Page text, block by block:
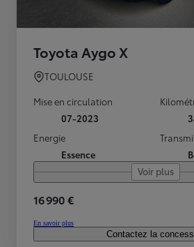
Toyota Aygo X
TOULOUSE
Mise en circulation
07-2023
Energie
Essence
Voir plus
16 990 €
En savoir plus
Contactez la